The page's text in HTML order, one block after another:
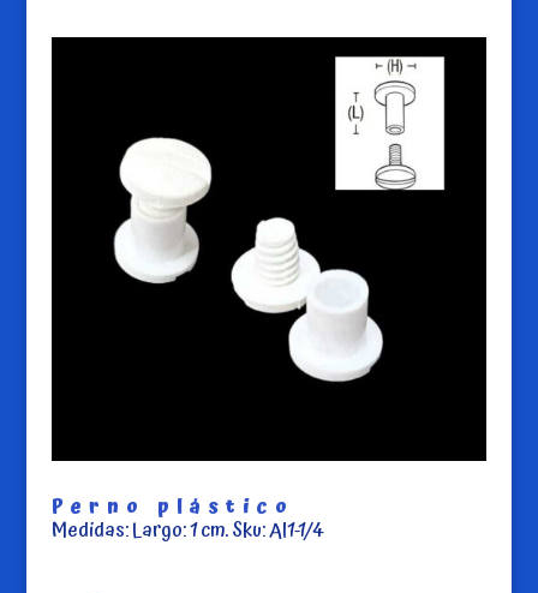
Perno plástico
Medidas: Largo: 1 cm. Sku: Al1-1/4